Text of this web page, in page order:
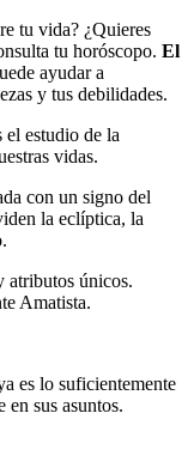
tu vida? ¿Quieres
tu horóscopo. El
ayudar a
y tus debilidades.
el estudio de la
vidas.
con un signo del
la eclíptica, la
atributos únicos.
Amatista.
es lo suficientemente
en sus asuntos.